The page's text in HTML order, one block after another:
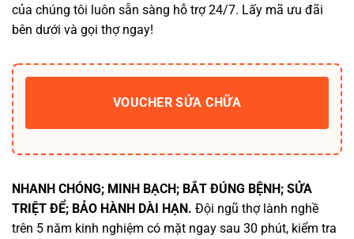
của chúng tôi luôn sẵn sàng hỗ trợ 24/7. Lấy mã ưu đãi
bên dưới và gọi thợ ngay!
VOUCHER SỬA CHỮA
NHANH CHÓNG; MINH BẠCH; BẮT ĐÚNG BỆNH; SỬA
TRIỆT ĐỂ; BẢO HÀNH DÀI HẠN. Đội ngũ thợ lành nghề
trên 5 năm kinh nghiệm có mặt ngay sau 30 phút, kiểm tra